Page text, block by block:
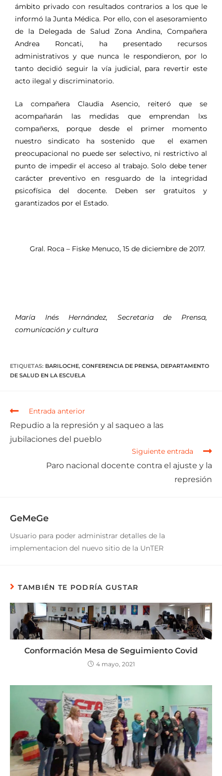
ámbito privado con resultados contrarios a los que le
informó la Junta Médica. Por ello, con el asesoramiento
de la Delegada de Salud Zona Andina, Compañera
Andrea Roncati, ha presentado recursos
administrativos y que nunca le respondieron, por lo
tanto decidió seguir la vía judicial, para revertir este
acto ilegal y discriminatorio.
La compañera Claudia Asencio, reiteró que se
acompañarán las medidas que emprendan lxs
compañerxs, porque desde el primer momento
nuestro sindicato ha sostenido que el examen
preocupacional no puede ser selectivo, ni restrictivo al
punto de impedir el acceso al trabajo. Solo debe tener
carácter preventivo en resguardo de la integridad
psicofísica del docente. Deben ser gratuitos y
garantizados por el Estado.
Gral. Roca – Fiske Menuco, 15 de diciembre de 2017.
María Inés Hernández, Secretaria de Prensa,
comunicación y cultura
ETIQUETAS: BARILOCHE, CONFERENCIA DE PRENSA, DEPARTAMENTO
DE SALUD EN LA ESCUELA
Entrada anterior
Repudio a la represión y al saqueo a las
jubilaciones del pueblo
Siguiente entrada
Paro nacional docente contra el ajuste y la
represión
GeMeGe
Usuario para poder administrar detalles de la
implementacion del nuevo sitio de la UnTER
TAMBIÉN TE PODRÍA GUSTAR
Conformación Mesa de Seguimiento Covid
4 mayo, 2021